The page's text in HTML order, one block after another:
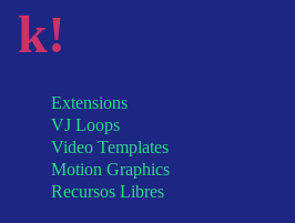
k!
Extensions
VJ Loops
Video Templates
Motion Graphics
Recursos Libres